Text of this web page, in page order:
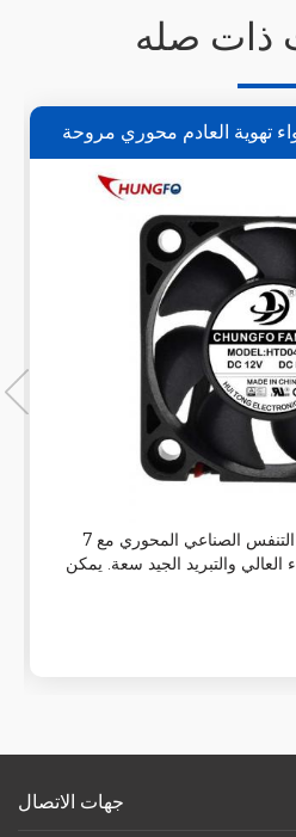
ذات صله
تهوية العادم محوري مروحة
تم تصميم مروحة جهاز التنفس الصناعي المحوري مع 7
والتبريد الجيد سعة. يمكن
جهات الاتصال